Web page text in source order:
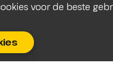
voor de beste